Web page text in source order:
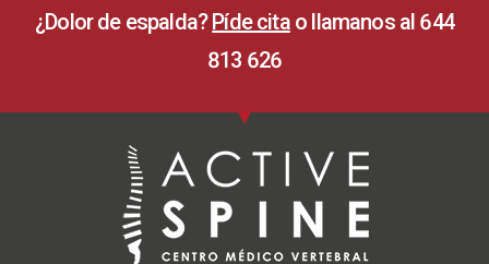
¿Dolor de espalda?Píde citao llamanos al 644
813 626